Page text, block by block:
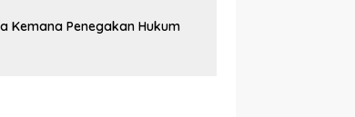
Kemana Penegakan Hukum